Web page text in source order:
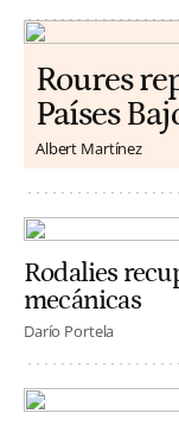
Roures
Países
Albert Martínez
Rodalies
mecánicas
Darío Portela